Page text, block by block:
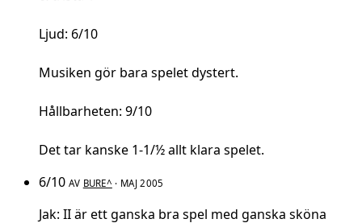
Ljud: 6/10
Musiken gör bara spelet dystert.
Hållbarheten: 9/10
Det tar kanske 1-1/½ allt klara spelet.
6/10 AV BURE^ · MAJ 2005
Jak: II är ett ganska bra spel med ganska sköna